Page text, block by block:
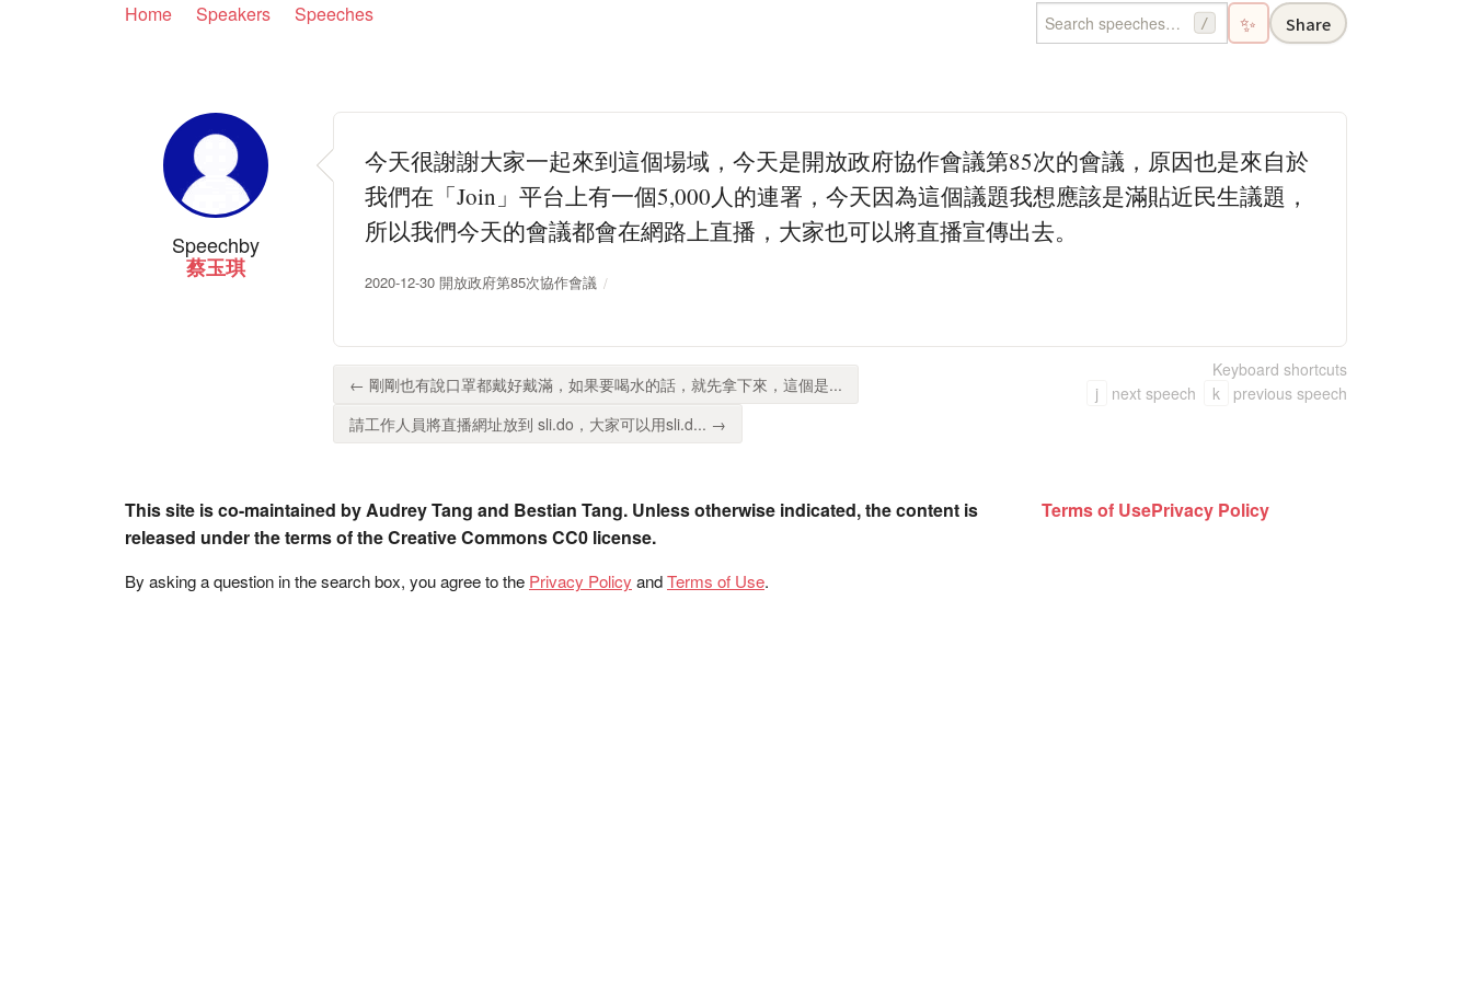
Home Speakers Speeches / ✨ Share
Speechby
蔡玉琪
今天很謝謝大家一起來到這個場域，今天是開放政府協作會議第85次的會議，原因也是來自於
我們在「Join」平台上有一個5,000人的連署，今天因為這個議題我想應該是滿貼近民生議題，
所以我們今天的會議都會在網路上直播，大家也可以將直播宣傳出去。
2020-12-30 開放政府第85次協作會議
← 剛剛也有說口罩都戴好戴滿，如果要喝水的話，就先拿下來，這個是...
請工作人員將直播網址放到 sli.do，大家可以用sli.d... →
Keyboard shortcuts
j
next speech k previous speech
This site is co-maintained by Audrey Tang and Bestian Tang. Unless otherwise indicated, the content is
released under the terms of the Creative Commons CC0 license.
By asking a question in the search box, you agree to the Privacy Policy andTerms of Use.
Terms of UsePrivacy Policy